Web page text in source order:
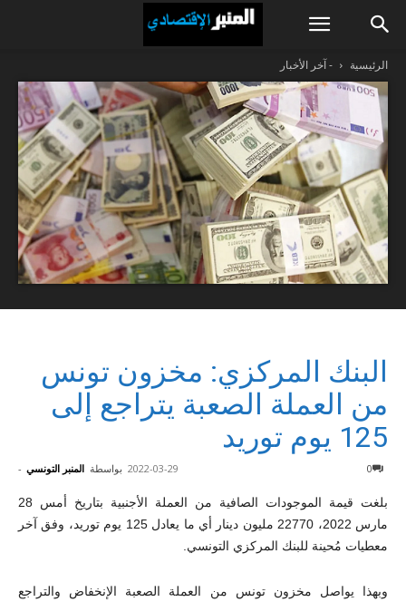
الرئيسية - آخر الأخبار
البنك المركزي: مخزون تونس
من العملة الصعبة يتراجع إلى
125 يوم توريد
بواسطة المنبر التونسي - 2022-03-29 0
بلغت قيمة الموجودات الصافية من العملة الأجنبية بتاريخ أمس 28
مارس 2022، 22770 مليون دينار أي ما يعادل 125 يوم توريد، وفق آخر
معطيات مُحينة للبنك المركزي التونسي.
وبهذا يواصل مخزون تونس من العملة الصعبة الإنخفاض والتراجع